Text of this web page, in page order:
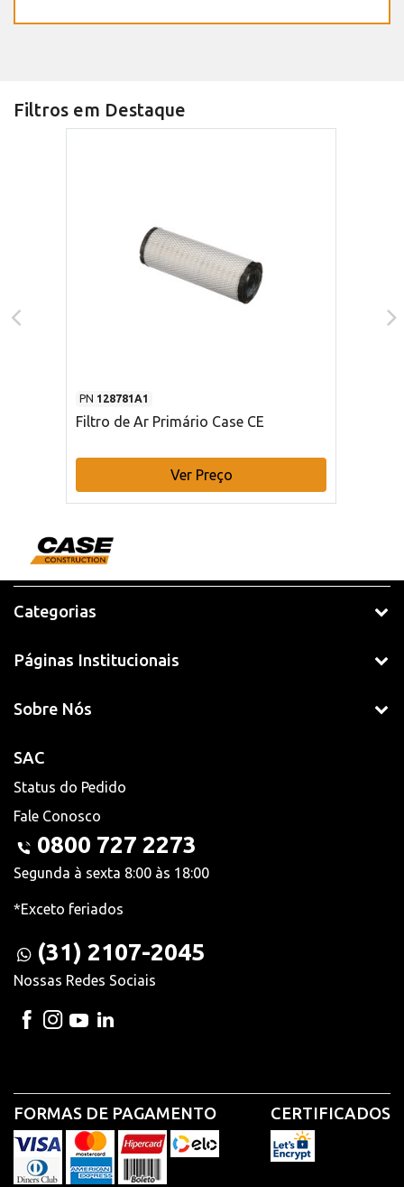
Filtros em Destaque
PN 128781A1
Filtro de Ar Primário Case CE
Ver Preço
Categorias
Páginas Institucionais
Sobre Nós
SAC
Status do Pedido
Fale Conosco
0800 727 2273
Segunda à sexta 8:00 às 18:00
*Exceto feriados
(31) 2107-2045
Nossas Redes Sociais
FORMAS DE PAGAMENTO CERTIFICADOS